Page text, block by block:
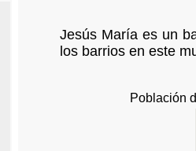
Jesús María es un
los barrios en este
Población